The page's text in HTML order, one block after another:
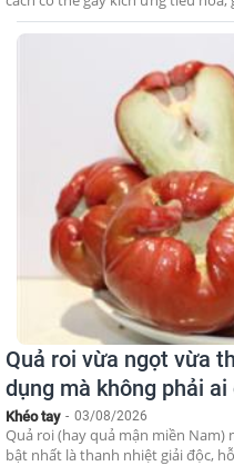
Quả roi vừa ngọt vừa
dụng mà không phải
Khéo tay - 03/08/2026
Quả roi (hay quả mận miền
bật nhất là thanh nhiệt giải độc,